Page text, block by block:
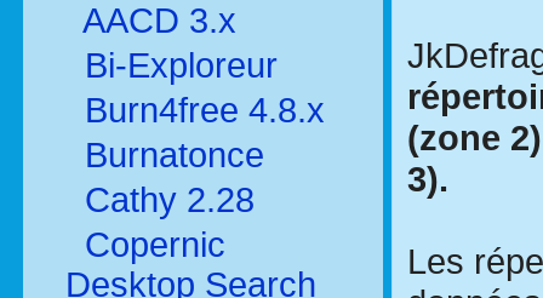
AACD 3.x
Bi-Exploreur
Burn4free 4.8.x
Burnatonce
Cathy 2.28
Copernic
Desktop Search
(zone
3).
Les